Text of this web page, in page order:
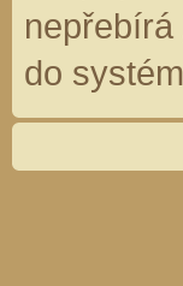
nepřebírá
do